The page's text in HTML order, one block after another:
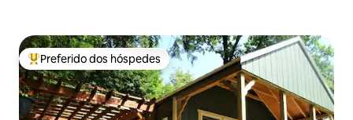
Entre os melhores preferidos dos hóspedes
Preferido dos hóspedes